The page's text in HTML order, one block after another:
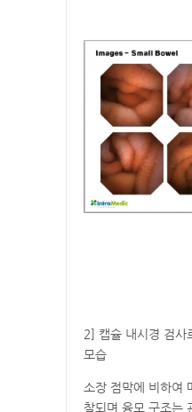
2] 캡슐 내시경 검사
모습
소장 점막에 비하여
찰되며 융모 구조는